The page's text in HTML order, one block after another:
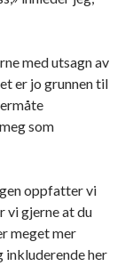
med utsagn av
er jo grunnen til
som
oppfatter vi
vi gjerne at du
meget mer
inkluderende her